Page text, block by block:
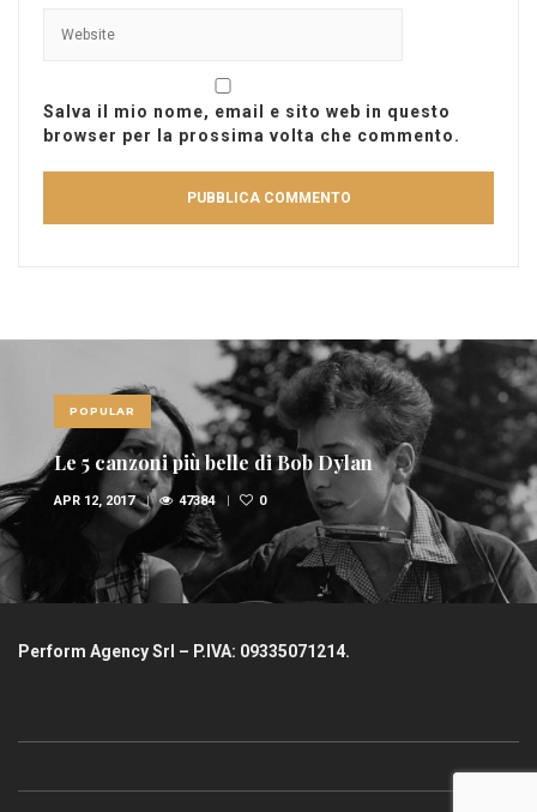
Salva il mio nome, email e sito web in questo
browser per la prossima volta che commento.
POPULAR
Le 10 canzoni più sexy di sempre
FEB 6, 2017 36948 1
Perform Agency Srl – P.IVA: 09335071214.